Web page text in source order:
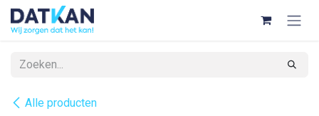
Overslaan naar inhoud
Alle producten